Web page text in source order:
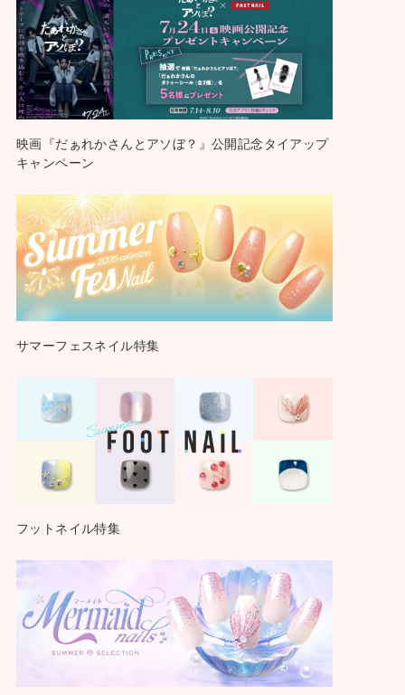
映画『だぁれかさんとアソぼ？』公開記念タイアップ
キャンペーン
サマーフェスネイル特集
フットネイル特集